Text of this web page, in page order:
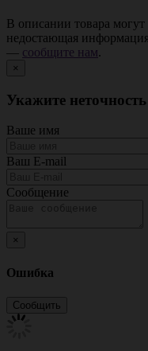
В описании товара
недостающая
— сообщите нам.
×
Укажите
Ваше имя
Ваш E-mail
Сообщение
×
Ошибка